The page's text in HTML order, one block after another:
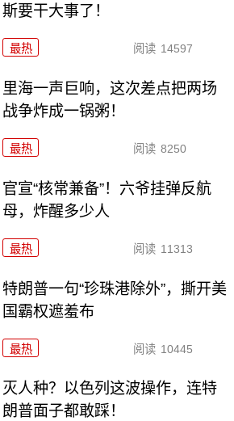
斯要干大事了！
最热 阅读 14597
里海一声巨响，这次差点把两场
战争炸成一锅粥！
最热 阅读 8250
官宣“核常兼备”！六爷挂弹反航
母，炸醒多少人
最热 阅读 11313
特朗普一句“珍珠港除外”，撕开美
国霸权遮羞布
最热 阅读 10445
灭人种？以色列这波操作，连特
朗普面子都敢踩！